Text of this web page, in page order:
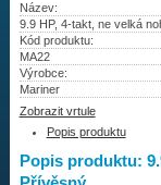
Vrtule
Kontakty
Aktuality
Název:
9.9 HP, 4-takt, ne velká
Kód produktu:
MA22
Výrobce:
Mariner
Zobrazit vrtule
Popis produktu
Popis produktu: